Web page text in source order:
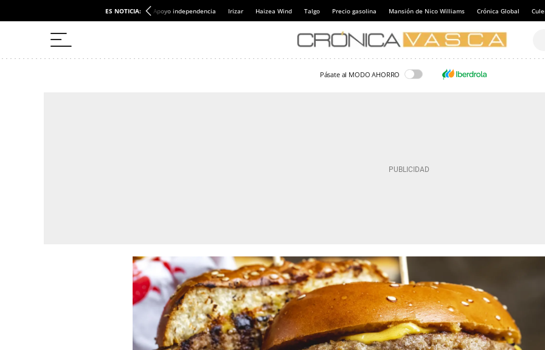
ES NOTICIA: Apoyo independencia Irizar Haizea Wind Talgo Precio gasolina Mansión de Nico Williams Crónica Global
Pásate al MODO AHORRO